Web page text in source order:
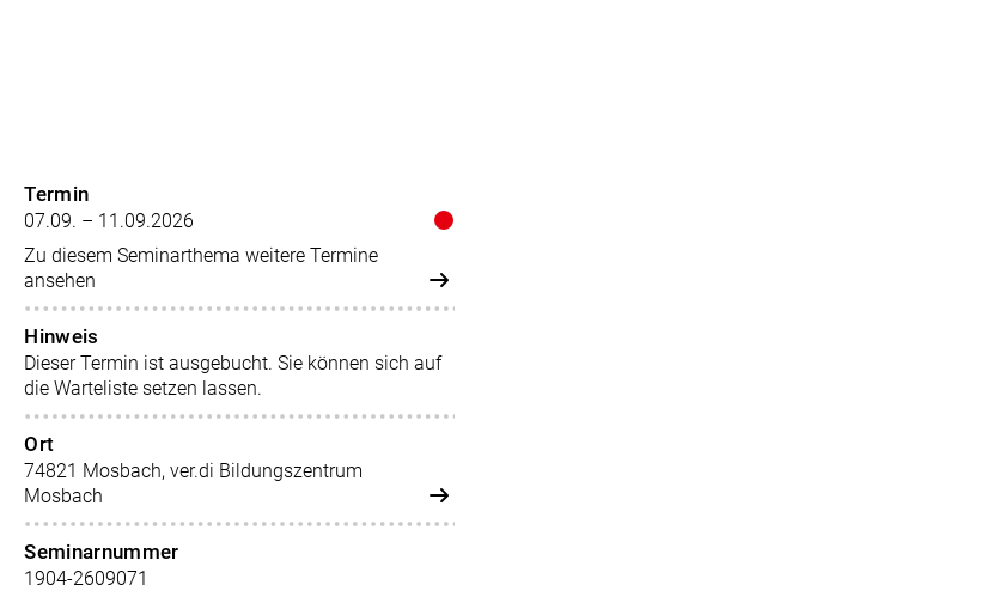
Termin
07.09. – 11.09.2026
Zu diesem Seminarthema weitere Termine
ansehen
Hinweis
Dieser Termin ist ausgebucht. Sie können sich auf
die Warteliste setzen lassen.
Ort
74821 Mosbach, ver.di Bildungszentrum
Mosbach
Seminarnummer
1904-2609071